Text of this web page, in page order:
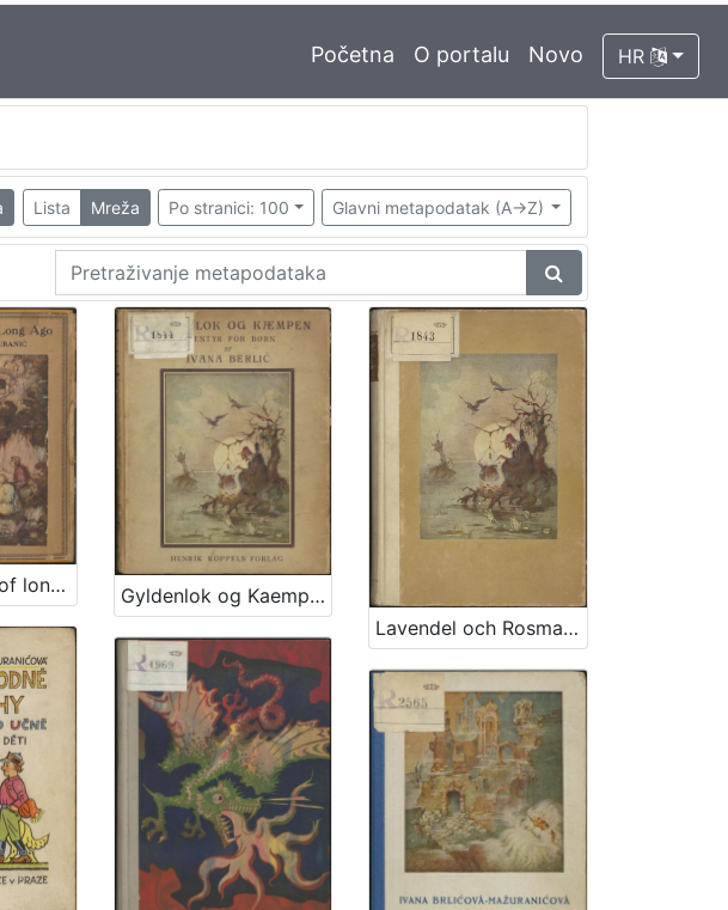
Početna O portalu Novo HR
Lista Mreža Po stranici: 100 Glavni metapodatak (A->Z)
Croatian tales of long ago / by Iv. Berlić-Mažuranić
Gyldenlok og Kaempen / Ivana Berlić-Mažuranić ; [kroatiske aeventyr i autoriseret oversoetteelse ved Gudrun Lohse] ; illustrationer af Vladimir Kirin
Lavendel och Rosmarin : sagor för stora och smaa / Ivana Berlić